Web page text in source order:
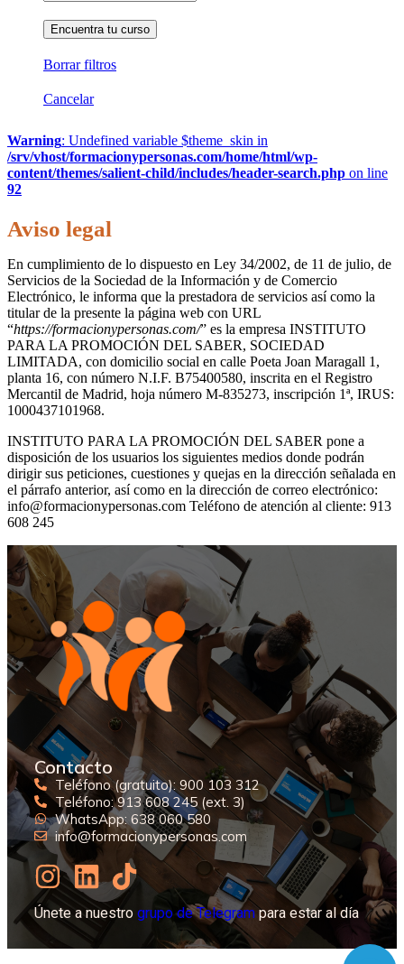
Borrar filtros
Cancelar
Warning: Undefined variable $theme_skin in
/srv/vhost/formacionypersonas.com/home/html/wp-
content/themes/salient-child/includes/header-search.php on line
92
Aviso legal
En cumplimiento de lo dispuesto en Ley 34/2002, de 11 de julio, de
Servicios de la Sociedad de la Información y de Comercio
Electrónico, le informa que la prestadora de servicios así como la
titular de la presente la página web con URL
“https://formacionypersonas.com/” es la empresa INSTITUTO
PARA LA PROMOCIÓN DEL SABER, SOCIEDAD
LIMITADA, con domicilio social en calle Poeta Joan Maragall 1,
planta 16, con número N.I.F. B75400580, inscrita en el Registro
Mercantil de Madrid, hoja número M-835273, inscripción 1ª, IRUS:
1000437101968.
INSTITUTO PARA LA PROMOCIÓN DEL SABER pone a
disposición de los usuarios los siguientes medios donde podrán
dirigir sus peticiones, cuestiones y quejas en la dirección señalada en
el párrafo anterior, así como en la dirección de correo electrónico:
info@formacionypersonas.com Teléfono de atención al cliente: 913
608 245
Contacto
Teléfono (gratuito): 900 103 312
Teléfono: 913 608 245 (ext. 3)
WhatsApp: 638 060 580
info@formacionypersonas.com
Únete a nuestro grupo de Telegrampara estar al día